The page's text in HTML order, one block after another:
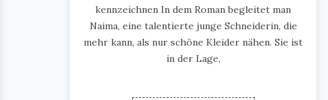
kennzeichnen In dem Roman begleitet man
Naima, eine talentierte junge Schneiderin, die
mehr kann, als nur schöne Kleider nähen. Sie ist
in der Lage,